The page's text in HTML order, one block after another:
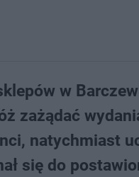
w
zażądać
natychmiast
się do